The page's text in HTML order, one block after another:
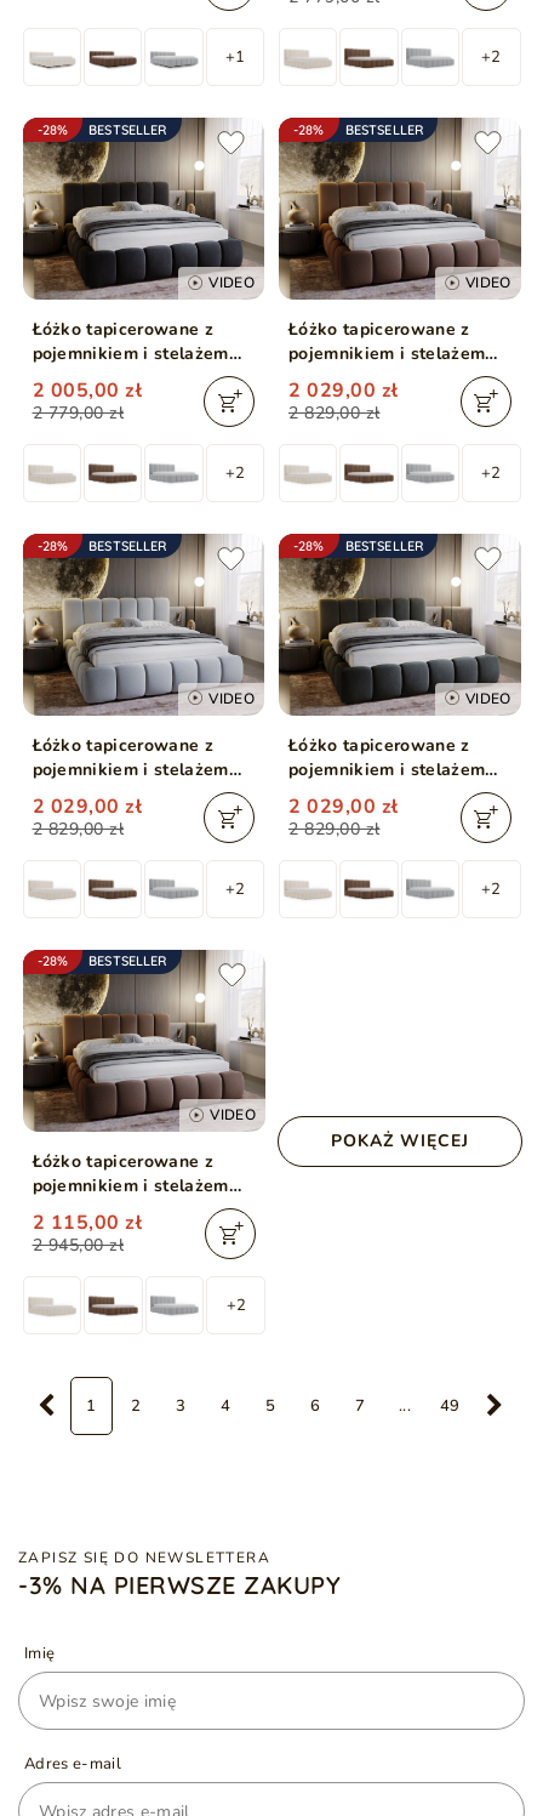
+1 +2
-28% BESTSELLER
VIDEO
Łóżko tapicerowane z
pojemnikiem i stelażem
160x200 Cloud
Antracytowe
2 779,00 zł
2 005,00 zł
+2
-28% BESTSELLER
VIDEO
Łóżko tapicerowane z
pojemnikiem i stelażem
180x200 Cloud Brązowy
2 829,00 zł
2 029,00 zł
+2
-28% BESTSELLER
VIDEO
Łóżko tapicerowane z
pojemnikiem i stelażem
180x200 Cloud Jasny szary
2 829,00 zł
2 029,00 zł
+2
-28% BESTSELLER
VIDEO
Łóżko tapicerowane z
pojemnikiem i stelażem
180x200 Cloud Ciemny
szary
2 829,00 zł
2 029,00 zł
+2
-28% BESTSELLER
VIDEO
Łóżko tapicerowane z
pojemnikiem i stelażem
200x200 Cloud Brązowy
2 945,00 zł
2 115,00 zł
+2
POKAŻ WIĘCEJ
1 2 3 4 5 6 7 ... 49
ZAPISZ SIĘ DO NEWSLETTERA
-3% NA PIERWSZE ZAKUPY
Imię
Adres e-mail